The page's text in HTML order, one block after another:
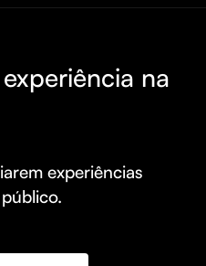
na
experiências